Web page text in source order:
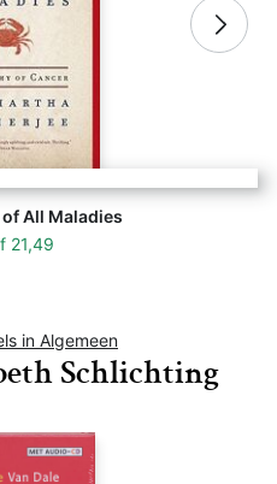
All Maladies
21,49
in Algemeen
Schlichting